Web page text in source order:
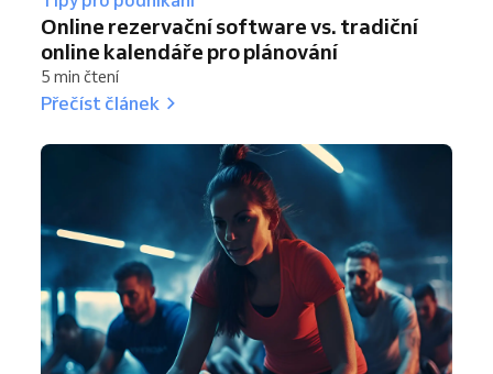
Online rezervační software vs. tradiční
online kalendáře pro plánování
5 min čtení
Přečíst článek